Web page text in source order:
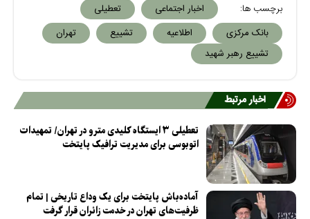
برچسب ها: اخبار اجتماعی
تعطیلی
بانک مرکزی
اطلاعیه تشییع
تهران
تشییع رهبر شهید
اخبار مرتبط
تعطیلی ۳ ایستگاه کلیدی مترو در تهران/ تمهیدات
اتوبوسی برای مدیریت ترافیک پایتخت
آماده‌باش پایتخت برای یک وداع تاریخی | تمام
ظرفیت‌های تهران در خدمت زائران قرار گرفت